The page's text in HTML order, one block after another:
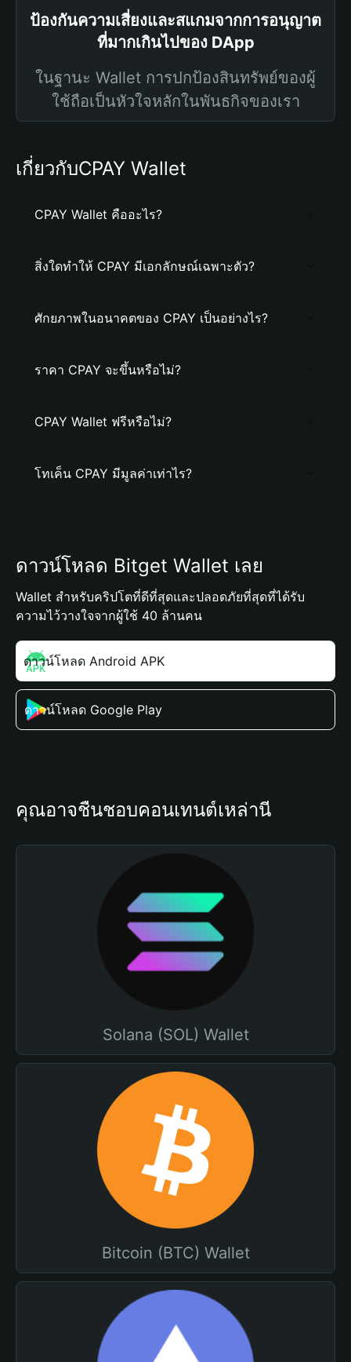
ป้องกันความเสี่ยงและสแกมจากการอนุญาต
ที่มากเกินไปของ DApp
ในฐานะ Wallet การปกป้องสินทรัพย์ของผู้
ใช้ถือเป็นหัวใจหลักในพันธกิจของเรา
เกี่ยวกับCPAY Wallet
CPAY Wallet คืออะไร?
สิ่งใดทำให้ CPAY มีเอกลักษณ์เฉพาะตัว?
ศักยภาพในอนาคตของ CPAY เป็นอย่างไร?
ราคา CPAY จะขึ้นหรือไม่?
CPAY Wallet ฟรีหรือไม่?
โทเค็น CPAY มีมูลค่าเท่าไร?
ดาวน์โหลด Bitget Wallet เลย
Wallet สำหรับคริปโตที่ดีที่สุดและปลอดภัยที่สุดที่ได้รับ
ความไว้วางใจจากผู้ใช้ 40 ล้านคน
ดาวน์โหลด Android APK
ดาวน์โหลด Google Play
คุณอาจชื่นชอบคอนเทนต์เหล่านี้
Solana (SOL) Wallet
Bitcoin (BTC) Wallet